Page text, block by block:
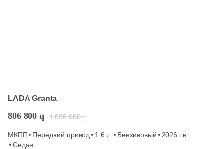
LADA Granta
806 800 q 1 096 000 q
МКПП Передний привод 1.6 л. Бензиновый
2026 г.в.
Седан